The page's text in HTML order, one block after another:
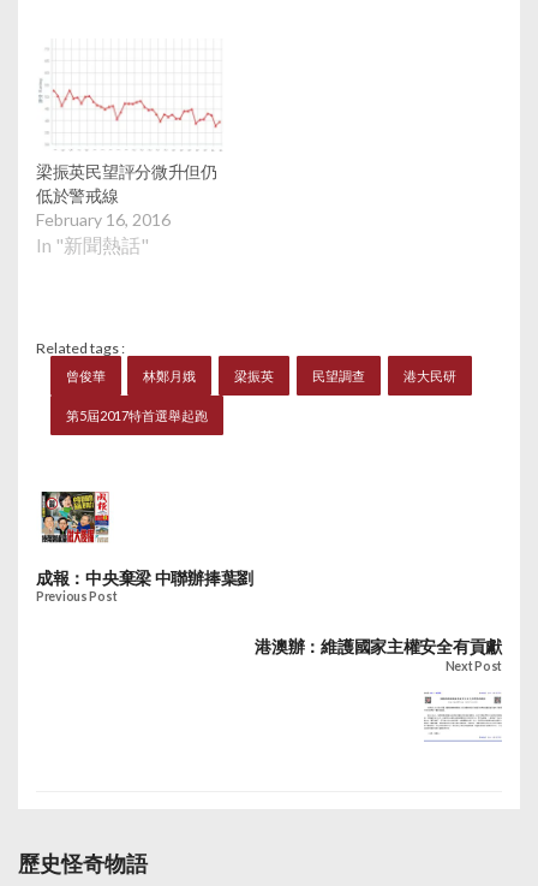
梁振英民望評分微升但仍
低於警戒線
February 16, 2016
In "新聞熱話"
Related tags :
曾俊華 林鄭月娥 梁振英 民望調查 港大民研
第5屆2017特首選舉起跑
成報：中央棄梁 中聯辦捧葉劉
Previous Post
港澳辦：維護國家主權安全有貢獻
Next Post
歷史怪奇物語